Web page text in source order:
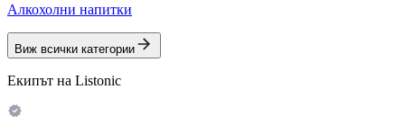
Алкохолни напитки
Виж всички категории
Екипът на Listonic